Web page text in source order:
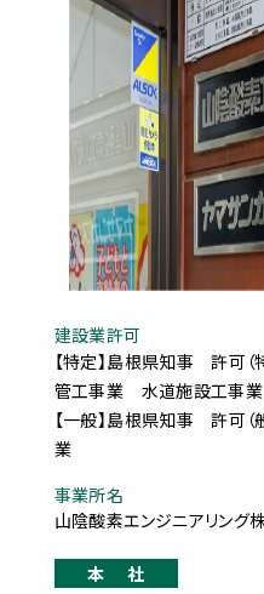
建設業許可
【特定】島根県知事 許可
管工事業 水道施設工事業
【一般】島根県知事 許可
業
事業所名
山陰酸素エンジニアリング
本社